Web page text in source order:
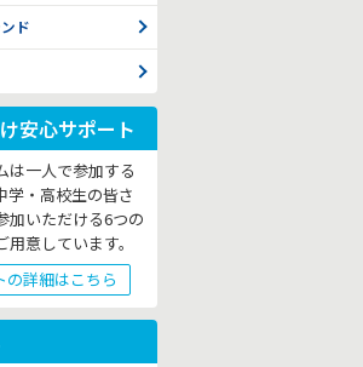
ド
安心サポート
は一人で参加する
学・高校生の皆さ
加いただける6つの
意しています。
の詳細はこちら